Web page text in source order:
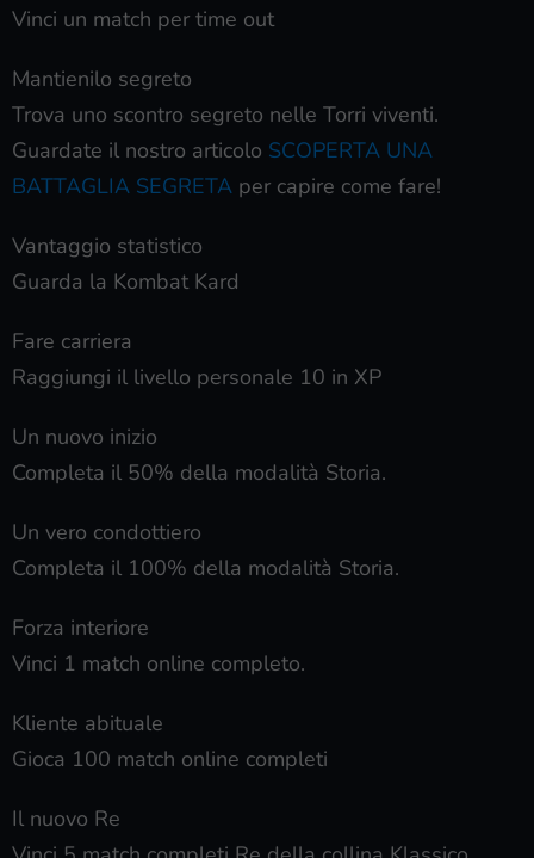
Vinci un match per time out
Mantienilo segreto
Trova uno scontro segreto nelle Torri viventi.
Guardate il nostro articolo SCOPERTA UNA
BATTAGLIA SEGRETA per capire come fare!
Vantaggio statistico
Guarda la Kombat Kard
Fare carriera
Raggiungi il livello personale 10 in XP
Un nuovo inizio
Completa il 50% della modalità Storia.
Un vero condottiero
Completa il 100% della modalità Storia.
Forza interiore
Vinci 1 match online completo.
Kliente abituale
Gioca 100 match online completi
Il nuovo Re